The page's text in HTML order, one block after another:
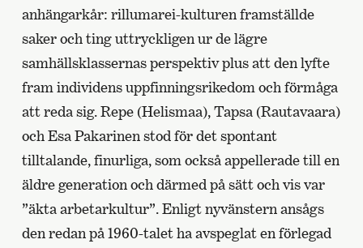
anhängarkår: rillumarei-kulturen framställde
saker och ting uttryckligen ur de lägre
samhällsklassernas perspektiv plus att den lyfte
fram individens uppfinningsrikedom och förmåga
att reda sig. Repe (Helismaa), Tapsa (Rautavaara)
och Esa Pakarinen stod för det spontant
tilltalande, finurliga, som också appellerade till en
äldre generation och därmed på sätt och vis var
”äkta arbetarkultur”. Enligt nyvänstern ansågs
den redan på 1960-talet ha avspeglat en förlegad